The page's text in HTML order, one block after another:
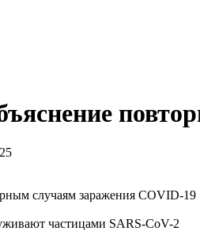
частицами SARS-CoV-2